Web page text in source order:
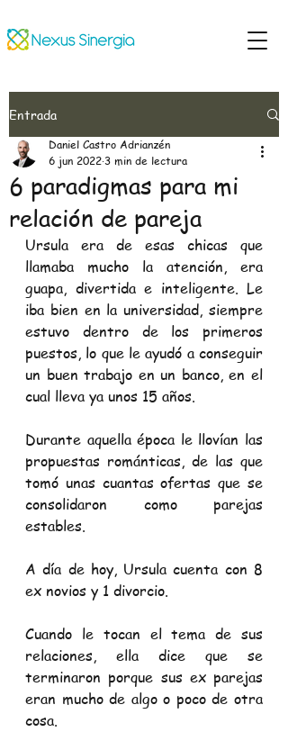
Entrada
6 paradigmas para mi
relación de pareja
Daniel Castro Adrianzén
6 jun 20223 min de lectura
Ursula era de esas chicas que
llamaba mucho la atención, era
guapa, divertida e inteligente. Le
iba bien en la universidad, siempre
estuvo dentro de los primeros
puestos, lo que le ayudó a conseguir
un buen trabajo en un banco, en el
cual lleva ya unos 15 años.
Durante aquella época le llovían las
propuestas románticas, de las que
tomó unas cuantas ofertas que se
consolidaron como parejas
estables.
A día de hoy, Ursula cuenta con 8
ex novios y 1 divorcio.
Cuando le tocan el tema de sus
relaciones, ella dice que se
terminaron porque sus ex parejas
eran mucho de algo o poco de otra
cosa.